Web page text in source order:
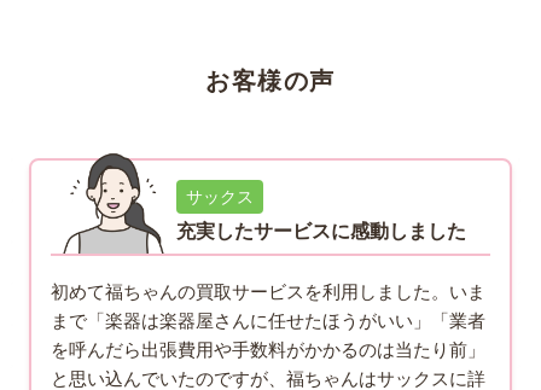
お客様の声
サックス
充実したサービスに感動しました
初めて福ちゃんの買取サービスを利用しました。いま
まで「楽器は楽器屋さんに任せたほうがいい」「業者
を呼んだら出張費用や手数料がかかるのは当たり前」
と思い込んでいたのですが、福ちゃんはサックスに詳